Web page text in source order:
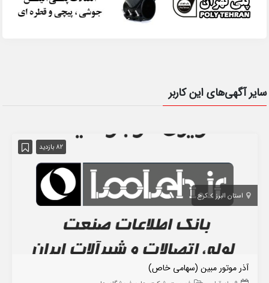
سایر آگهی‌های این کاربر
82 بازدید
استان البرز کرج
آذر موتور مبین (سهامی خاص)